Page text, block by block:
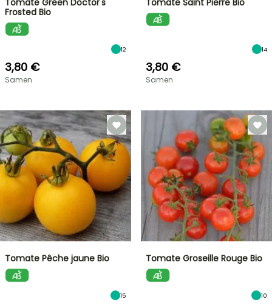
Tomate Green Doctor's
Frosted Bio
12
3,80 €
Samen
Tomate Saint Pierre Bio
14
3,80 €
Samen
Tomate Pêche jaune Bio
15
Tomate Groseille Rouge Bio
10